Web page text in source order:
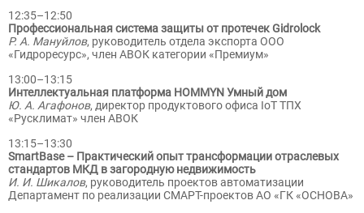
12:35–12:50
Профессиональная система защиты от протечек Gidrolock
Р. А. Мануйлов, руководитель отдела экспорта ООО
«Гидроресурс», член АВОК категории «Премиум»
13:00–13:15
Интеллектуальная платформа HOMMYN Умный дом
Ю. А. Агафонов, директор продуктового офиса IoT ТПХ
«Русклимат» член АВОК
13:15–13:30
SmartBase – Практический опыт трансформации отраслевых
стандартов МКД в загородную недвижимость
И. И. Шикалов, руководитель проектов автоматизации
Департамент по реализации СМАРТ-проектов АО «ГК «ОСНОВА»